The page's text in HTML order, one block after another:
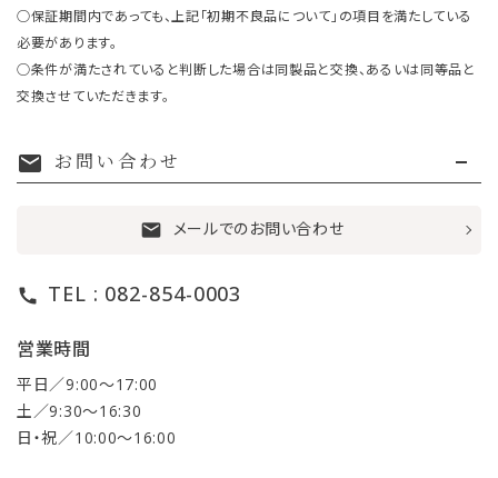
○保証期間内であっても、上記「初期不良品について」の項目を満たしている
必要があります。
○条件が満たされていると判断した場合は同製品と交換、あるいは同等品と
交換させていただきます。
mail お問い合わせ
mail メールでのお問い合わせ
call TEL : 082-854-0003
営業時間
平日／9:00〜17:00
土／9:30〜16:30
日・祝／10:00〜16:00